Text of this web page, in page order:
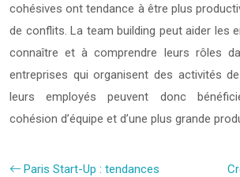
cohésives ont tendance à être plus
de conflits. La team building peut aider les
connaître et à comprendre leurs rôles
entreprises qui organisent des activités
leurs employés peuvent donc
cohésion d’équipe et d’une plus grande
Paris Start-Up : tendances